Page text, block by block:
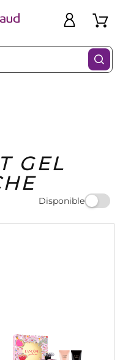
Idées
Cadeaux
Bons
Plans
GEL
Disponible
Filtres